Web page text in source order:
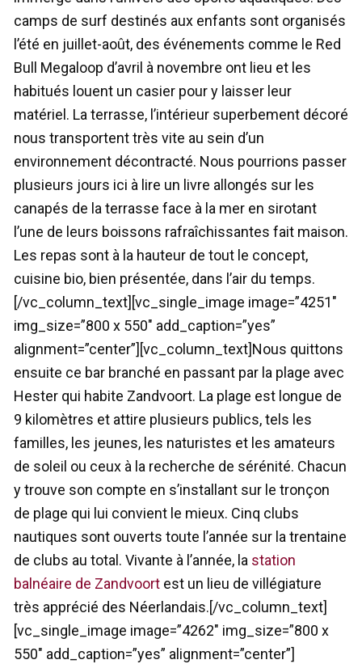
camps de surf destinés aux enfants sont organisés
l’été en juillet-août, des événements comme le Red
Bull Megaloop d’avril à novembre ont lieu et les
habitués louent un casier pour y laisser leur
matériel. La terrasse, l’intérieur superbement décoré
nous transportent très vite au sein d’un
environnement décontracté. Nous pourrions passer
plusieurs jours ici à lire un livre allongés sur les
canapés de la terrasse face à la mer en sirotant
l’une de leurs boissons rafraîchissantes fait maison.
Les repas sont à la hauteur de tout le concept,
cuisine bio, bien présentée, dans l’air du temps.
[/vc_column_text][vc_single_image image=”4251″
img_size=”800 x 550″ add_caption=”yes”
alignment=”center”][vc_column_text]Nous quittons
ensuite ce bar branché en passant par la plage avec
Hester qui habite Zandvoort. La plage est longue de
9 kilomètres et attire plusieurs publics, tels les
familles, les jeunes, les naturistes et les amateurs
de soleil ou ceux à la recherche de sérénité. Chacun
y trouve son compte en s’installant sur le tronçon
de plage qui lui convient le mieux. Cinq clubs
nautiques sont ouverts toute l’année sur la trentaine
de clubs au total. Vivante à l’année, la station
balnéaire de Zandvoort est un lieu de villégiature
très apprécié des Néerlandais.[/vc_column_text]
[vc_single_image image=”4262″ img_size=”800 x
550″ add_caption=”yes” alignment=”center”]